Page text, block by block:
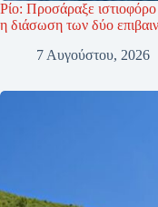
Ρίο: Προσάραξε
η διάσωση των δύο
7 Αυγούστου, 2026